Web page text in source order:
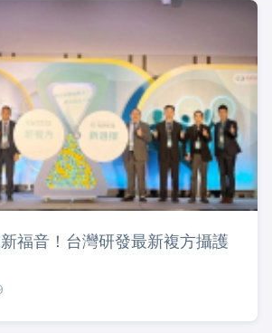
福音！台灣研發最新複方攝護